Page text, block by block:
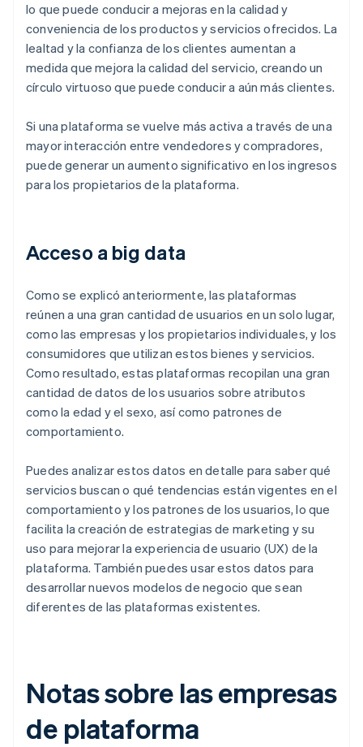
lo que puede conducir a mejoras en la calidad y
conveniencia de los productos y servicios ofrecidos. La
lealtad y la confianza de los clientes aumentan a
medida que mejora la calidad del servicio, creando un
círculo virtuoso que puede conducir a aún más clientes.
Si una plataforma se vuelve más activa a través de una
mayor interacción entre vendedores y compradores,
puede generar un aumento significativo en los ingresos
para los propietarios de la plataforma.
Acceso a big data
Como se explicó anteriormente, las plataformas
reúnen a una gran cantidad de usuarios en un solo lugar,
como las empresas y los propietarios individuales, y los
consumidores que utilizan estos bienes y servicios.
Como resultado, estas plataformas recopilan una gran
cantidad de datos de los usuarios sobre atributos
como la edad y el sexo, así como patrones de
comportamiento.
Puedes analizar estos datos en detalle para saber qué
servicios buscan o qué tendencias están vigentes en el
comportamiento y los patrones de los usuarios, lo que
facilita la creación de estrategias de marketing y su
uso para mejorar la experiencia de usuario (UX) de la
plataforma. También puedes usar estos datos para
desarrollar nuevos modelos de negocio que sean
diferentes de las plataformas existentes.
Notas sobre las empresas
de plataforma